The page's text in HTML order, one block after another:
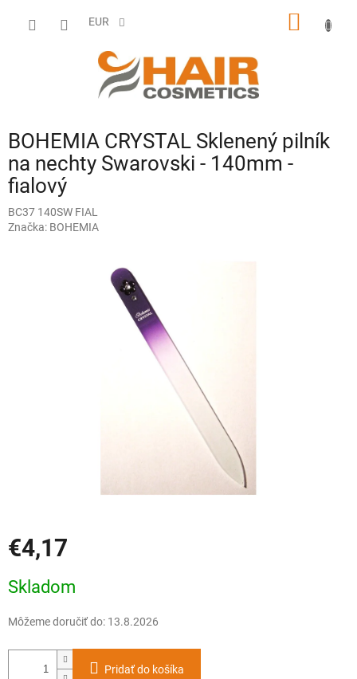
EUR
BOHEMIA CRYSTAL Sklenený pilník
na nechty Swarovski - 140mm -
fialový
BC37 140SW FIAL
Značka: BOHEMIA
€4,17
cena:
Skladom
Môžeme doručiť do: 13.8.2026
Pridať do košíka